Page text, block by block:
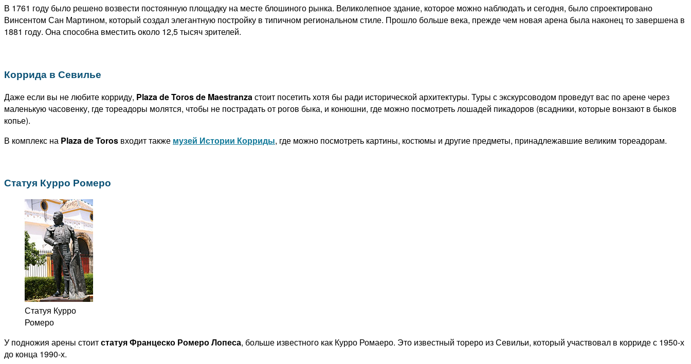
В 1761 году было решено возвести постоянную площадку на месте блошиного рынка. Великолепное здание, которое можно наблюдать и сегодня, было спроектировано
Винсентом Сан Мартином, который создал элегантную постройку в типичном региональном стиле. Прошло больше века, прежде чем новая арена была наконец то завершена в
1881 году. Она способна вместить около 12,5 тысяч зрителей.
Коррида в Севилье
Даже если вы не любите корриду, Plaza de Toros de Maestranzaстоит посетить хотя бы ради исторической архитектуры. Туры с экскурсоводом проведут вас по арене через
маленькую часовенку, где тореадоры молятся, чтобы не пострадать от рогов быка, и конюшни, где можно посмотреть лошадей пикадоров (всадники, которые вонзают в быков
копье).
В комплекс на Plaza de Toros входит также музей Истории Корриды, где можно посмотреть картины, костюмы и другие предметы, принадлежавшие великим тореадорам.
Статуя Курро Ромеро
Статуя Курро
Ромеро
У подножия арены стоитстатуя Францеско Ромеро Лопеса, больше известного как Курро Ромаеро. Это известный тореро из Севильи, который участвовал в корриде с 1950-х
до конца 1990-х.